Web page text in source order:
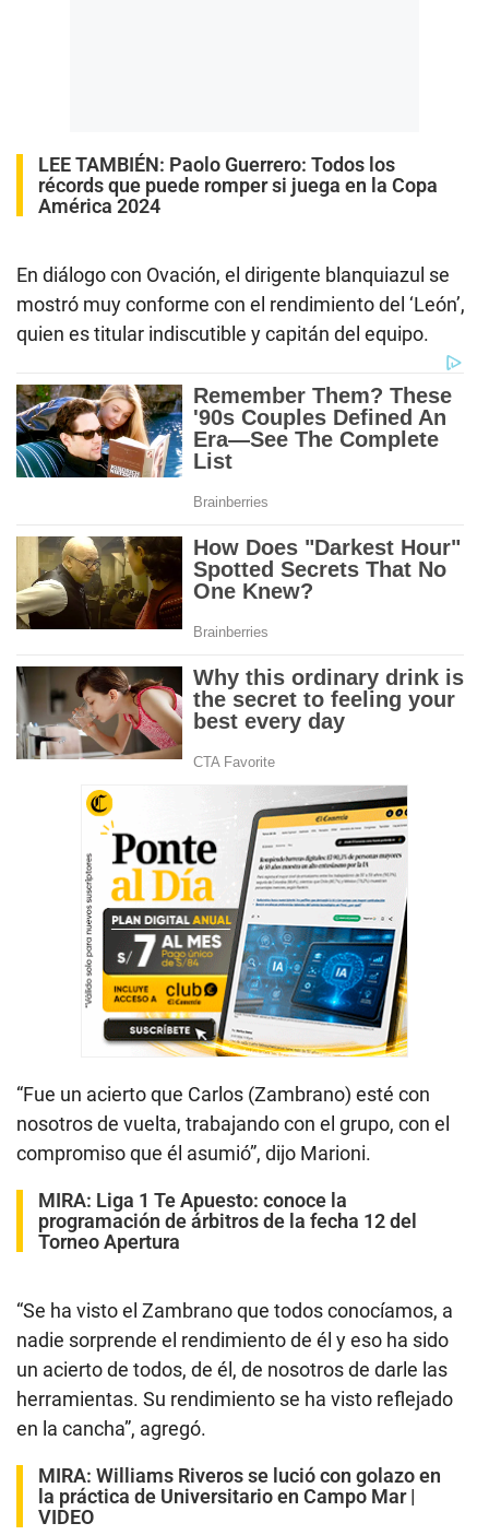
LEE TAMBIÉN: Paolo Guerrero: Todos los
récords que puede romper si juega en la Copa
América 2024
En diálogo con Ovación, el dirigente blanquiazul se
mostró muy conforme con el rendimiento del ‘León’,
quien es titular indiscutible y capitán del equipo.
“Fue un acierto que Carlos (Zambrano) esté con
nosotros de vuelta, trabajando con el grupo, con el
compromiso que él asumió”, dijo Marioni.
MIRA: Liga 1 Te Apuesto: conoce la
programación de árbitros de la fecha 12 del
Torneo Apertura
“Se ha visto el Zambrano que todos conocíamos, a
nadie sorprende el rendimiento de él y eso ha sido
un acierto de todos, de él, de nosotros de darle las
herramientas. Su rendimiento se ha visto reflejado
en la cancha”, agregó.
MIRA: Williams Riveros se lució con golazo en
la práctica de Universitario en Campo Mar |
VIDEO